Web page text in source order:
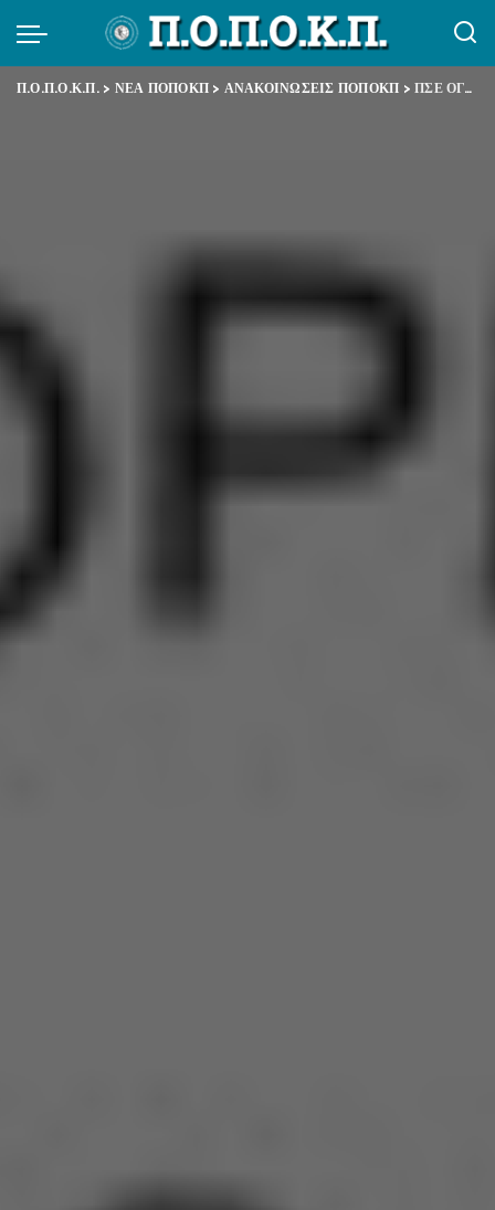
Π.Ο.Π.Ο.Κ.Π.> ΝΕΑ ΠΟΠΟΚΠ > ΑΝΑΚΟΙΝΩΣΕΙΣ ΠΟΠΟΚΠ >ΠΣΕ ΟΓΑ ΓΙΑ ΣΤΑΣΗ ΕΡΓΑΣΙΑΣ 22/4/21